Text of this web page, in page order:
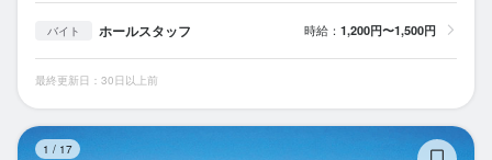
バイト ホールスタッフ 時給： 1,200円〜1,500円
最終更新日：30日以上前
1 / 17